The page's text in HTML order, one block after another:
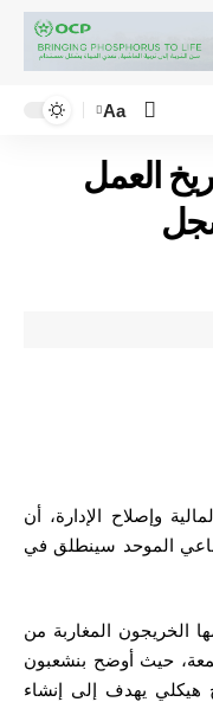
Aa
العمل
وإصلاح الإدارة، أن
الموحد سينطلق في
الخريجون المغاربة من
حيث أوضح بنشعبون
هيكلي يهدف إلى إنشاء